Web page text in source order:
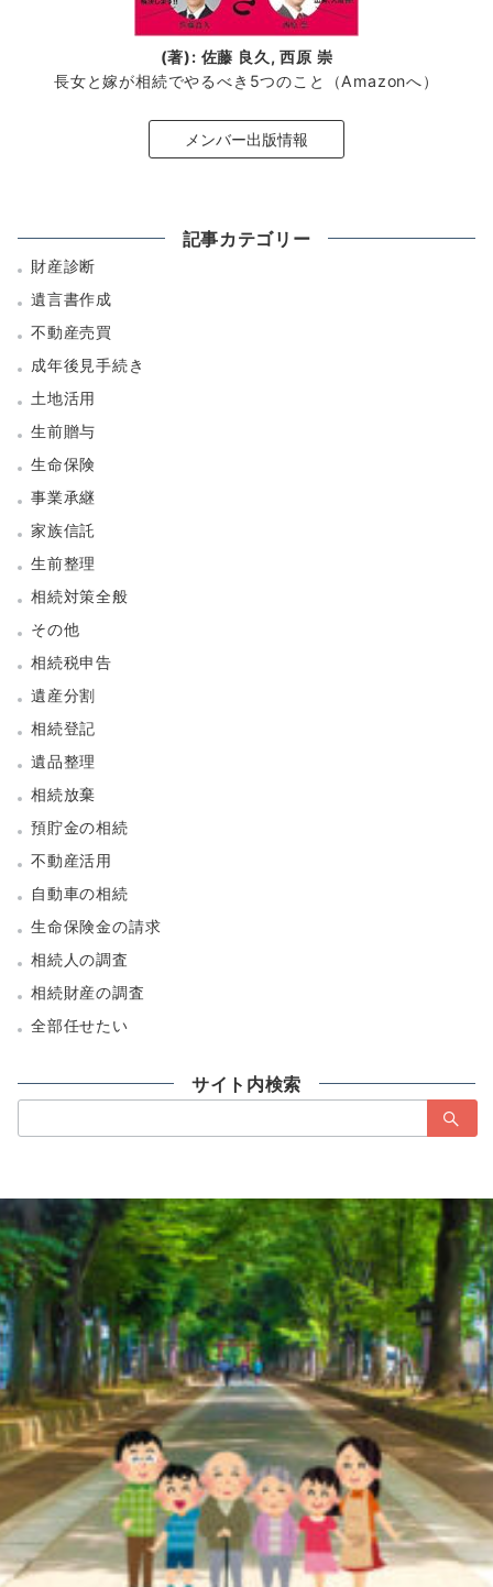
(著): 佐藤 良久, 西原 崇
長女と嫁が相続でやるべき5つのこと（Amazonへ）
メンバー出版情報
記事カテゴリー
財産診断
遺言書作成
不動産売買
成年後見手続き
土地活用
生前贈与
生命保険
事業承継
家族信託
生前整理
相続対策全般
その他
相続税申告
遺産分割
相続登記
遺品整理
相続放棄
預貯金の相続
不動産活用
自動車の相続
生命保険金の請求
相続人の調査
相続財産の調査
全部任せたい
サイト内検索
索：